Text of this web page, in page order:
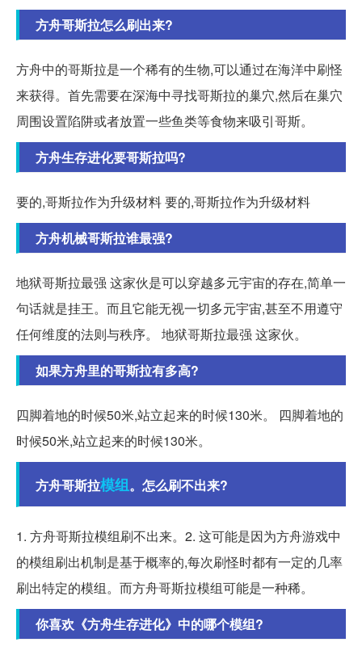
方舟哥斯拉怎么刷出来?
方舟中的哥斯拉是一个稀有的生物,可以通过在海洋中刷怪
来获得。首先需要在深海中寻找哥斯拉的巢穴,然后在巢穴
周围设置陷阱或者放置一些鱼类等食物来吸引哥斯。
方舟生存进化要哥斯拉吗?
要的,哥斯拉作为升级材料 要的,哥斯拉作为升级材料
方舟机械哥斯拉谁最强?
地狱哥斯拉最强 这家伙是可以穿越多元宇宙的存在,简单一
句话就是挂王。而且它能无视一切多元宇宙,甚至不用遵守
任何维度的法则与秩序。 地狱哥斯拉最强 这家伙。
如果方舟里的哥斯拉有多高?
四脚着地的时候50米,站立起来的时候130米。 四脚着地的
时候50米,站立起来的时候130米。
方舟哥斯拉模组。怎么刷不出来?
1. 方舟哥斯拉模组刷不出来。2. 这可能是因为方舟游戏中
的模组刷出机制是基于概率的,每次刷怪时都有一定的几率
刷出特定的模组。而方舟哥斯拉模组可能是一种稀。
你喜欢《方舟生存进化》中的哪个模组?